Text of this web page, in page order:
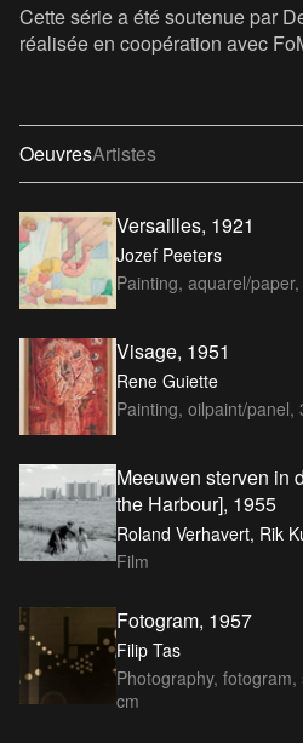
Cette série a été soutenue par
réalisée en coopération avec
OeuvresArtistes
Versailles, 1921
Jozef Peeters
Painting, aquarel/
Visage, 1951
Rene Guiette
Painting, oilpaint/panel,
Meeuwen sterven in
the Harbour], 1955
Roland Verhavert, Rik
Film
Fotogram, 1957
Filip Tas
Photography,
cm